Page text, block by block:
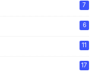
7
6
11
17